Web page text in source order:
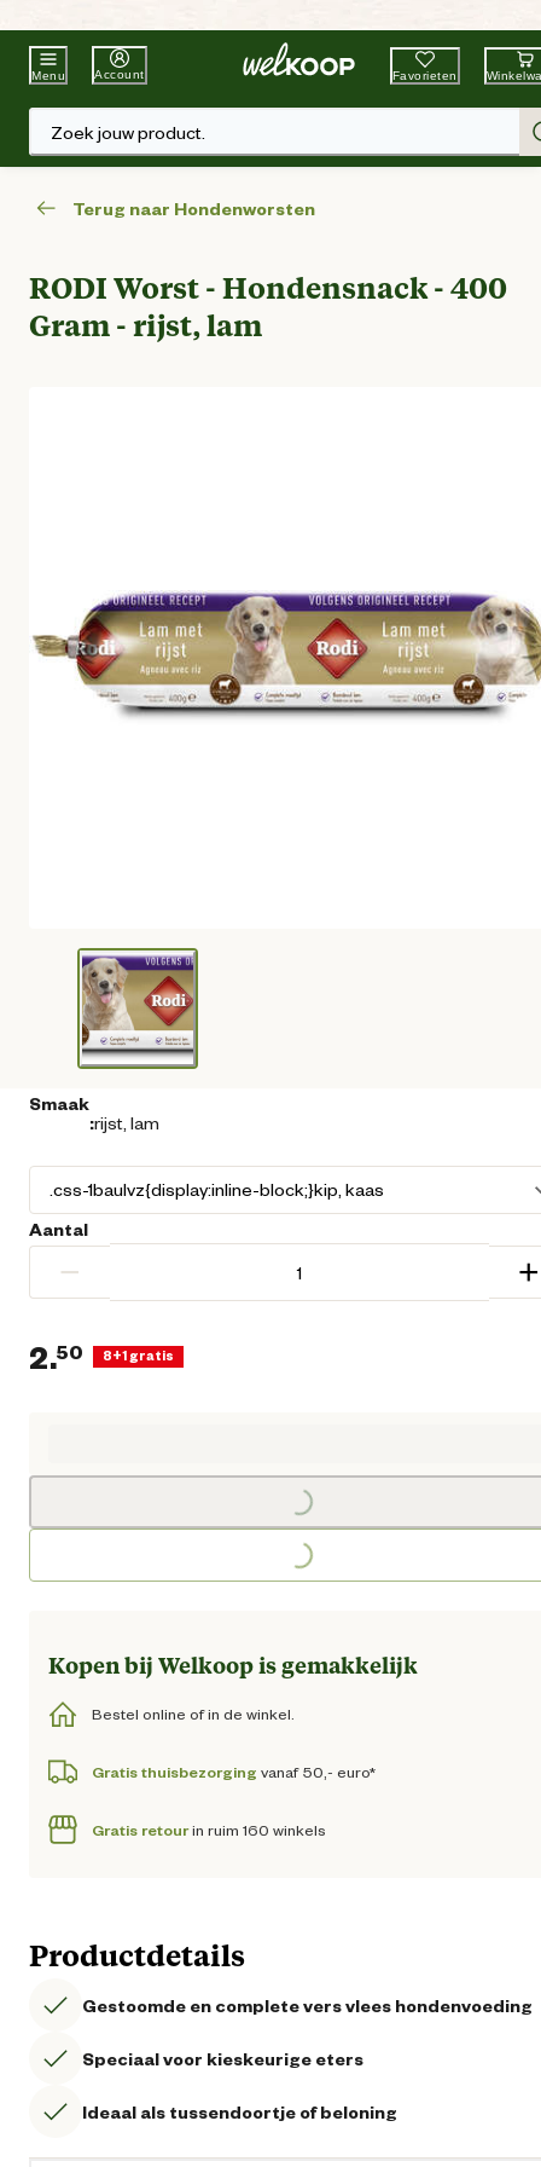
Beste WinkelketenTuin & Dier
Menu Account Favorieten
Zoek jouw product.
Terug naar Hondenworsten
RODI Worst - Hondensnack - 400
Gram - rijst, lam
Smaak
:rijst, lam
Aantal
− +
2.50 8+1 gratis
Loading...
Loading...
Kopen bij Welkoop is gemakkelijk
Bestel online of in de winkel.
Gratis thuisbezorging vanaf 50,- euro*
Gratis retourin ruim 160 winkels
Productdetails
Gestoomde en complete vers vlees hondenvoeding
Speciaal voor kieskeurige eters
Ideaal als tussendoortje of beloning